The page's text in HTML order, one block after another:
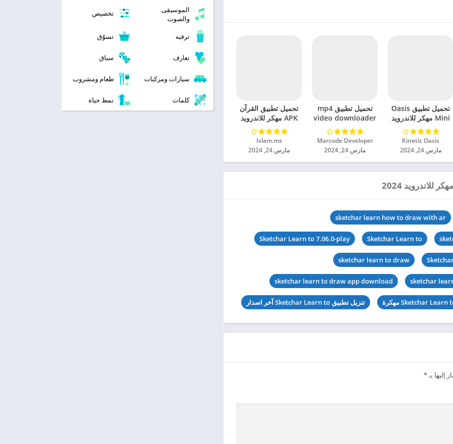
تحميل تطبيق Oasis
Mini مهكر للاندرويد
2024
Kinetic Oasis‏
مارس 24, 2024
تحميل تطبيق mp4
video downloader
مهكر للاندرويد 2024
Marcode Developer‏
مارس 24, 2024
تحميل تطبيق القرآن
APK مهكر للاندرويد
2024
Islam.ms‏
مارس 24, 2024
sketchar learn how to draw with ar
Sketchar Learn to
Sketchar Learn to 7.06.0-play
sketchar learn to draw
sketchar
sketchar learn to draw app download
تنزيل تطبيق Sketchar Learn to آخر اصدار
إليها بـ*
الموسيقى
والصوت
تخصيص
ترفيه تسوّق
تعارف سباق
سيارات ومركبات طعام ومشروب
كلمات نمط حياة